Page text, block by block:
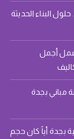
البناء الحديثة
أجمل
مباني بجدة
بجدة أياً كان حجم